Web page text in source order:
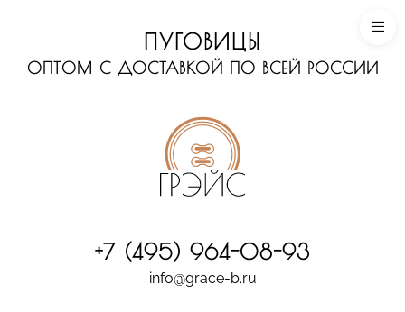
ПУГОВИЦЫ
ОПТОМ С ДОСТАВКОЙ ПО ВСЕЙ РОССИИ
+7 (495) 964-08-93
info@grace-b.ru